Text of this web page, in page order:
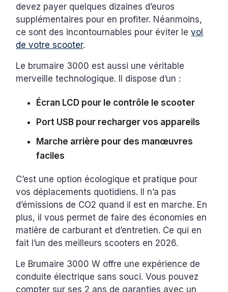
devez payer quelques dizaines d’euros
supplémentaires pour en profiter. Néanmoins,
ce sont des incontournables pour éviter levol
de votre scooter.
Le brumaire 3000 est aussi une véritable
merveille technologique. Il dispose d’un :
Écran LCD pour le contrôle le scooter
Port USB pour recharger vos appareils
Marche arrière pour des manœuvres
faciles
C’est une option écologique et pratique pour
vos déplacements quotidiens. Il n’a pas
d’émissions de CO2 quand il est en marche. En
plus, il vous permet de faire des économies en
matière de carburant et d’entretien. Ce qui en
fait l’un des meilleurs scooters en 2026.
Le Brumaire 3000 W offre une expérience de
conduite électrique sans souci. Vous pouvez
compter sur ses 2 ans de garanties avec un